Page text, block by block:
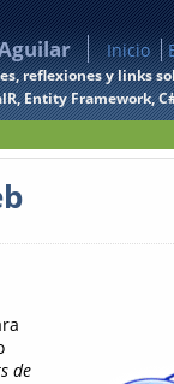
Aguilar Inicio
reflexiones y links
Entity Framework,
de